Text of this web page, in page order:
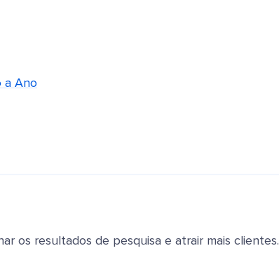
a Ano
os resultados de pesquisa e atrair mais clientes.